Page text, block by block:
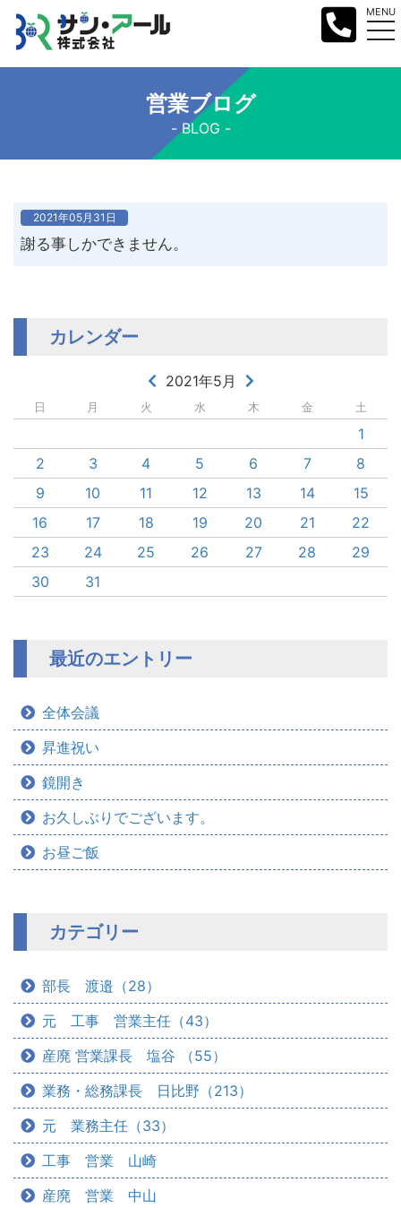
MENU
営業ブログ
BLOG
2021年05月31日
謝る事しかできません。
カレンダー
2021年5月
日 月 火 水 木 金 土
1
2
3 4 5 6 7
8
9
10 11 12 13 14
15
16
17 18 19 20 21
22
23
24 25 26 27 28
29
30
31
最近のエントリー
全体会議
昇進祝い
鏡開き
お久しぶりでございます。
お昼ご飯
カテゴリー
部長 渡邉（28）
元 工事 営業主任（43）
産廃 営業課長 塩谷 （55）
業務・総務課長 日比野（213）
元 業務主任（33）
工事 営業 山崎
産廃 営業 中山